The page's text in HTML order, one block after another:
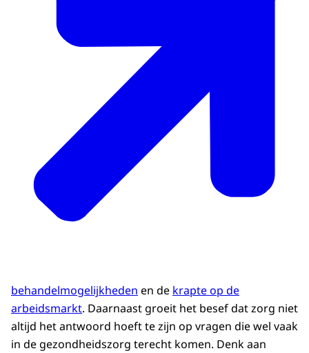
behandelmogelijkheden en de krapte op de
arbeidsmarkt. Daarnaast groeit het besef dat zorg niet
altijd het antwoord hoeft te zijn op vragen die wel vaak
in de gezondheidszorg terecht komen. Denk aan